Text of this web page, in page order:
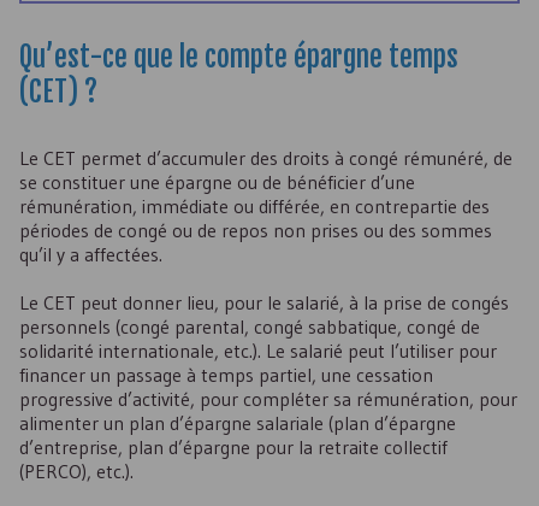
Qu’est-ce que le compte épargne temps
(CET) ?
Le CET permet d’accumuler des droits à congé rémunéré, de
se constituer une épargne ou de bénéficier d’une
rémunération, immédiate ou différée, en contrepartie des
périodes de congé ou de repos non prises ou des sommes
qu’il y a affectées.
Le CET peut donner lieu, pour le salarié, à la prise de congés
personnels (congé parental, congé sabbatique, congé de
solidarité internationale, etc.). Le salarié peut l’utiliser pour
financer un passage à temps partiel, une cessation
progressive d’activité, pour compléter sa rémunération, pour
alimenter un plan d’épargne salariale (plan d’épargne
d’entreprise, plan d’épargne pour la retraite collectif
(PERCO), etc.).